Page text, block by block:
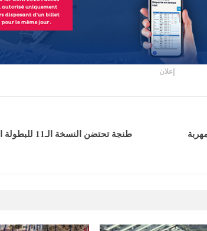
إعلان
طنجة تحتضن